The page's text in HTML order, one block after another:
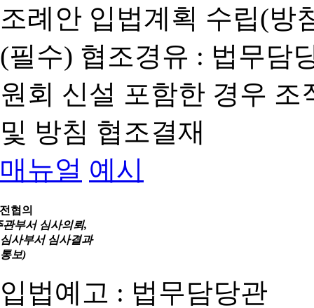
조례안 입법계획 수립(방
(필수) 협조경유 : 법무담
원회 신설 포함한 경우
및 방침 협조결재
매뉴얼 예시
협의
관부서 심사의뢰,
심사부서 심사결과
통보)
입법예고 : 법무담당관